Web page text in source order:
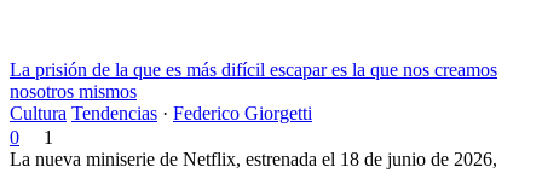
La prisión de la que es más difícil escapar es la que nos creamos
nosotros mismos
Cultura Tendencias · Federico Giorgetti
0
1
La nueva miniserie de Netflix, estrenada el 18 de junio de 2026,